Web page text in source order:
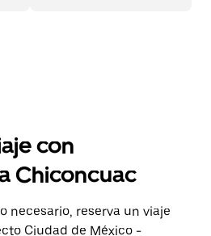
con
Chiconcuac
necesario, reserva un viaje
Ciudad de México -